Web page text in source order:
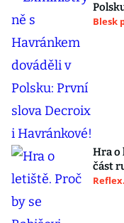
Blesk
Hra o
část